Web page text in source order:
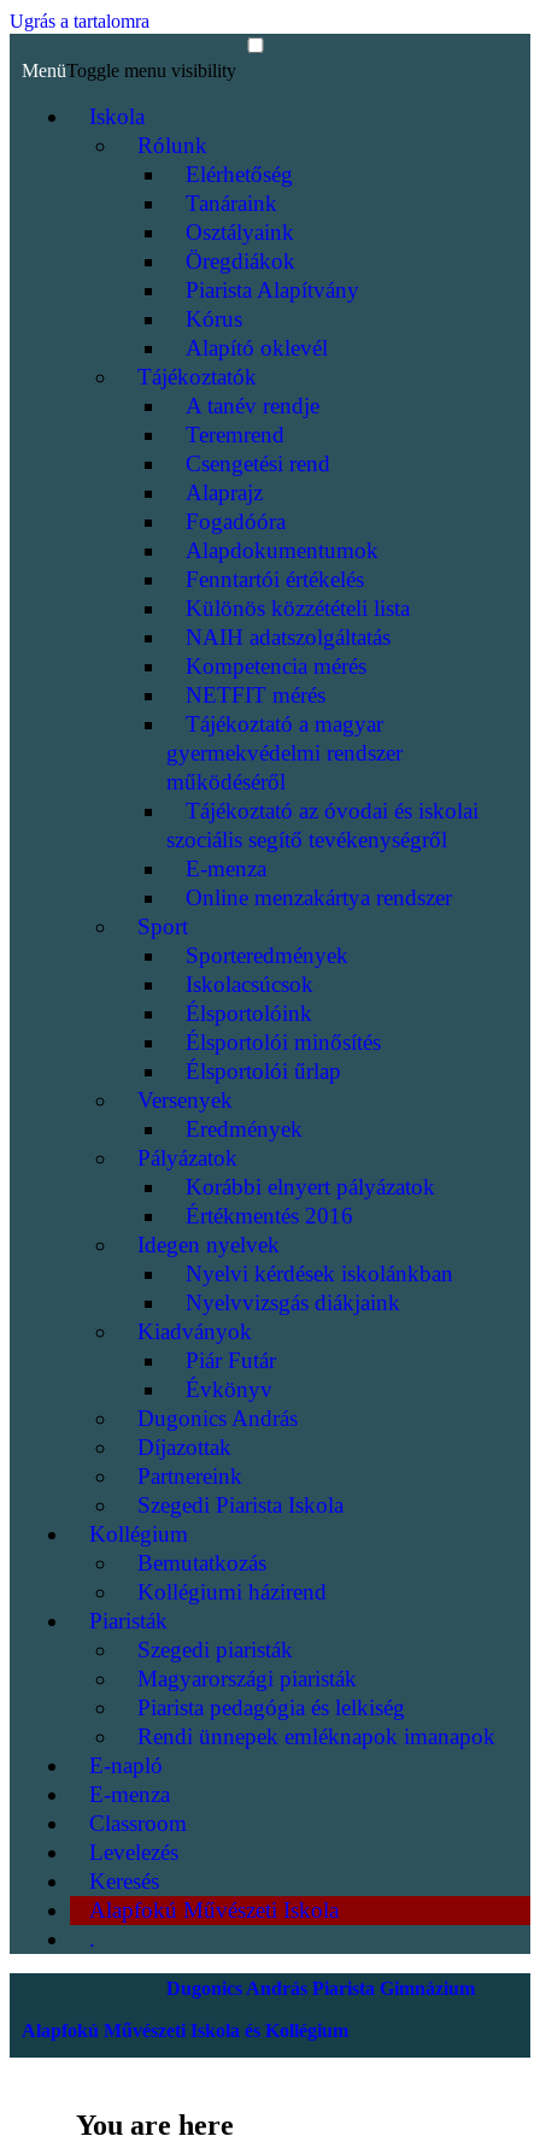
Ugrás a tartalomra
MenüToggle menu visibility
Iskola
Rólunk
Elérhetőség
Tanáraink
Osztályaink
Öregdiákok
Piarista Alapítvány
Kórus
Alapító oklevél
Tájékoztatók
A tanév rendje
Teremrend
Csengetési rend
Alaprajz
Fogadóóra
Alapdokumentumok
Fenntartói értékelés
Különös közzétételi lista
NAIH adatszolgáltatás
Kompetencia mérés
NETFIT mérés
Tájékoztató a magyar
gyermekvédelmi rendszer
működéséről
Tájékoztató az óvodai és iskolai
szociális segítő tevékenységről
E-menza
Online menzakártya rendszer
Sport
Sporteredmények
Iskolacsúcsok
Élsportolóink
Élsportolói minősítés
Élsportolói űrlap
Versenyek
Eredmények
Pályázatok
Korábbi elnyert pályázatok
Értékmentés 2016
Idegen nyelvek
Nyelvi kérdések iskolánkban
Nyelvvizsgás diákjaink
Kiadványok
Piár Futár
Évkönyv
Dugonics András
Díjazottak
Partnereink
Szegedi Piarista Iskola
Kollégium
Bemutatkozás
Kollégiumi házirend
Piaristák
Szegedi piaristák
Magyarországi piaristák
Piarista pedagógia és lelkiség
Rendi ünnepek emléknapok imanapok
E-napló
E-menza
Classroom
Levelezés
Keresés
Alapfokú Művészeti Iskola
.
Dugonics András Piarista Gimnázium
Alapfokú Művészeti Iskola és Kollégium
You are here